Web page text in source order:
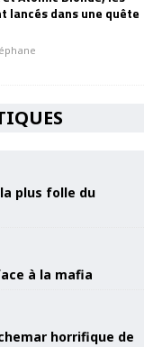
lancés dans une quête
plus folle du
à la mafia
horrifique de